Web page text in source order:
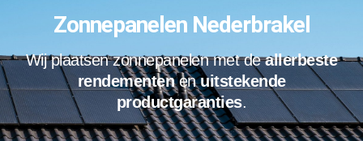
Zonnepanelen Nederbrakel
Wij plaatsen zonnepanelen met deallerbeste
rendementenenuitstekende
productgaranties.